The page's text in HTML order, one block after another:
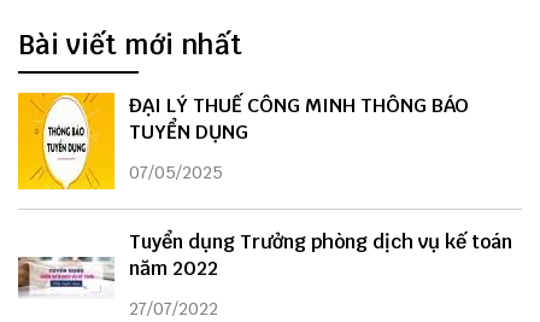
Bài viết mới nhất
ĐẠI LÝ THUẾ CÔNG MINH THÔNG BÁO
TUYỂN DỤNG
07/05/2025
Tuyển dụng Trưởng phòng dịch vụ kế toán
năm 2022
27/07/2022